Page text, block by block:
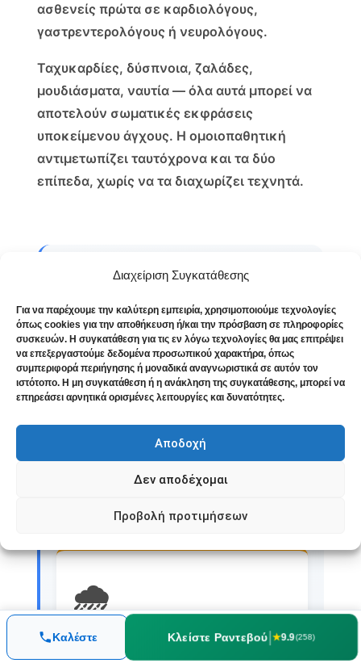
Διαχείριση Συγκατάθεσης
Για να παρέχουμε την καλύτερη εμπειρία, χρησιμοποιούμε τεχνολογίες
όπως cookies για την αποθήκευση ή/και την πρόσβαση σε πληροφορίες
συσκευών. Η συγκατάθεση για τις εν λόγω τεχνολογίες θα μας επιτρέψει
να επεξεργαστούμε δεδομένα προσωπικού χαρακτήρα, όπως
συμπεριφορά περιήγησης ή μοναδικά αναγνωριστικά σε αυτόν τον
ιστότοπο. Η μη συγκατάθεση ή η ανάκληση της συγκατάθεσης, μπορεί να
επηρεάσει αρνητικά ορισμένες λειτουργίες και δυνατότητες.
Αποδοχή
Δεν αποδέχομαι
Προβολή προτιμήσεων
ασθενείς πρώτα σε καρδιολόγους,
γαστρεντερολόγους ή νευρολόγους.
Ταχυκαρδίες, δύσπνοια, ζαλάδες,
μουδιάσματα, ναυτία — όλα αυτά μπορεί να
αποτελούν σωματικές εκφράσεις
υποκείμενου άγχους. Η ομοιοπαθητική
αντιμετωπίζει ταυτόχρονα και τα δύο
επίπεδα, χωρίς να τα διαχωρίζει τεχνητά.
📚 Διαβάστε αναλυτικά για:
😰
Άγχος & Κρίσεις Πανικού
Όταν το άγχος «σωματοποιείται»
🌧️
Κατάθλιψη & Ομοιοπαθητική
Καλέστε Κλείστε Ραντεβού| ★9.9(258)